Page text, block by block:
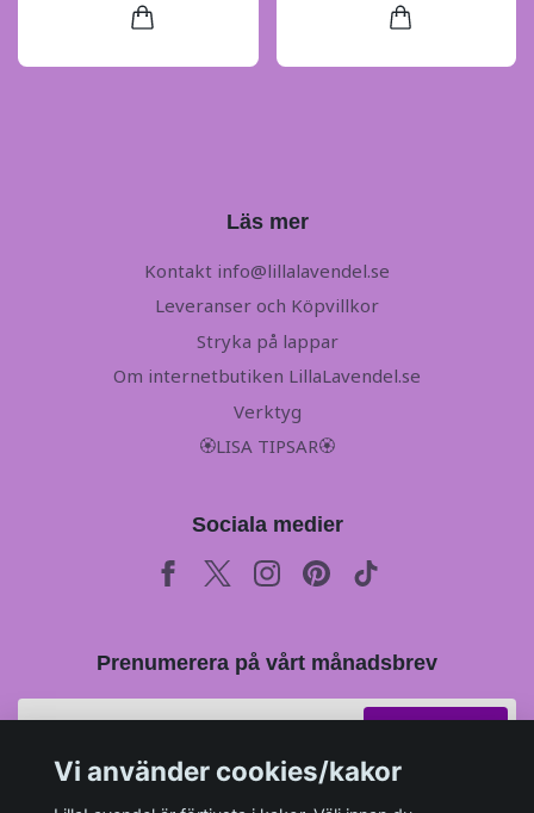
Läs mer
Kontakt info@lillalavendel.se
Leveranser och Köpvillkor
Stryka på lappar
Om internetbutiken LillaLavendel.se
Verktyg
🏵LISA TIPSAR🏵
Sociala medier
Prenumerera på vårt månadsbrev
Vi använder cookies/kakor